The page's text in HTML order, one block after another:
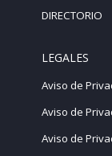
DIRECTORIO
LEGALES
Aviso de
Aviso de
Aviso de